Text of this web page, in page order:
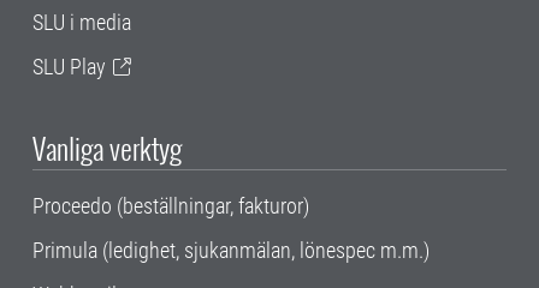
SLU i media
SLU Play
Vanliga verktyg
Proceedo (beställningar, fakturor)
Primula (ledighet, sjukanmälan, lönespec m.m.)